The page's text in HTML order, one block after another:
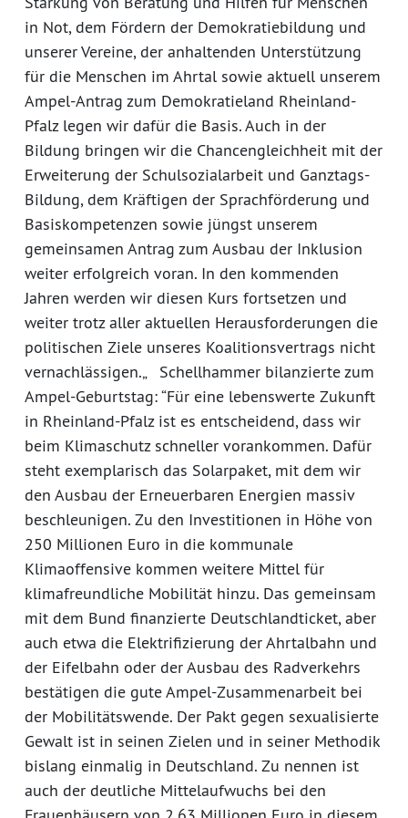
in Not, dem Fördern der Demokratiebildung und
unserer Vereine, der anhaltenden Unterstützung
für die Menschen im Ahrtal sowie aktuell unserem
Ampel-Antrag zum Demokratieland Rheinland-
Pfalz legen wir dafür die Basis. Auch in der
Bildung bringen wir die Chancengleichheit mit der
Erweiterung der Schulsozialarbeit und Ganztags-
Bildung, dem Kräftigen der Sprachförderung und
Basiskompetenzen sowie jüngst unserem
gemeinsamen Antrag zum Ausbau der Inklusion
weiter erfolgreich voran. In den kommenden
Jahren werden wir diesen Kurs fortsetzen und
weiter trotz aller aktuellen Herausforderungen die
politischen Ziele unseres Koalitionsvertrags nicht
vernachlässigen.„ Schellhammer bilanzierte zum
Ampel-Geburtstag: “Für eine lebenswerte Zukunft
in Rheinland-Pfalz ist es entscheidend, dass wir
beim Klimaschutz schneller vorankommen. Dafür
steht exemplarisch das Solarpaket, mit dem wir
den Ausbau der Erneuerbaren Energien massiv
beschleunigen. Zu den Investitionen in Höhe von
250 Millionen Euro in die kommunale
Klimaoffensive kommen weitere Mittel für
klimafreundliche Mobilität hinzu. Das gemeinsam
mit dem Bund finanzierte Deutschlandticket, aber
auch etwa die Elektrifizierung der Ahrtalbahn und
der Eifelbahn oder der Ausbau des Radverkehrs
bestätigen die gute Ampel-Zusammenarbeit bei
der Mobilitätswende. Der Pakt gegen sexualisierte
Gewalt ist in seinen Zielen und in seiner Methodik
bislang einmalig in Deutschland. Zu nennen ist
auch der deutliche Mittelaufwuchs bei den